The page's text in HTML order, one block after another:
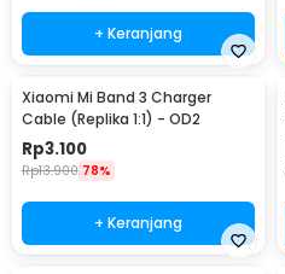
+ Keranjang
Xiaomi Mi Band 3 Charger
Cable (Replika 1:1) - OD2
Rp3.100
Rp13.900 78%
+ Keranjang